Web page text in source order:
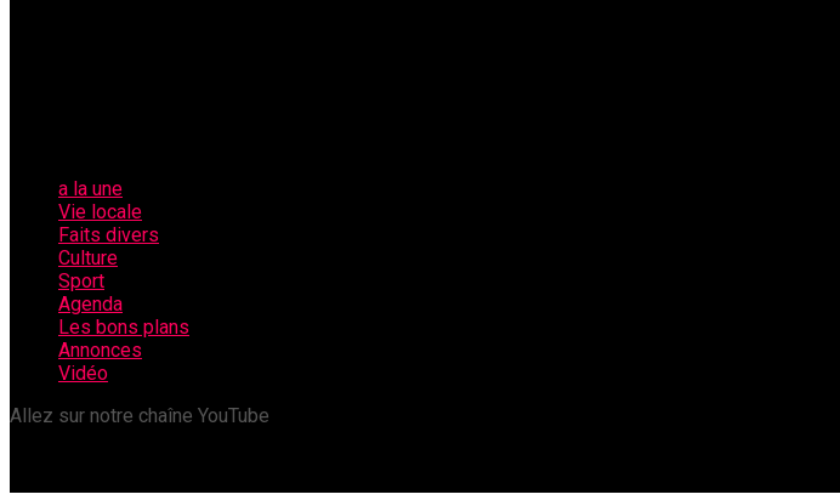
a la une
Vie locale
Faits divers
Culture
Sport
Agenda
Les bons plans
Annonces
Vidéo
Allez sur notre chaîne YouTube